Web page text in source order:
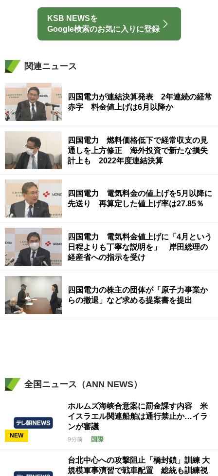
KSB NEWSを
Google検索のお気に入りに登録
関連ニュース
四国電力が連結決算発表 2年連続の経常
赤字 料金値上げは6月以降か
四国電力 燃料価格低下で経常収支の見
通しを上方修正 海外投資で新たな損失
計上も 2022年度連結決算
四国電力 電気料金の値上げを5月以降に
先送り 再算定した値上げ率は27.85％
四国電力 電気料金値上げに「4月という
日程よりも丁寧な説明を」 岸田総理の
経産省への指示を受け
四国電力の株主の団体が「原子力事業か
らの撤退」など求める提案書を提出
全国ニュース（ANN NEWS）
NEW
ホルムズ海峡合意案に罰金課す内容 米
イスラエル関連船舶は通行禁止か…イラ
ンが審議
9分前 国際
台北中心への攻撃阻止「橋封鎖」訓練 大
規模軍事演習で戦車配置 総統も訓練視